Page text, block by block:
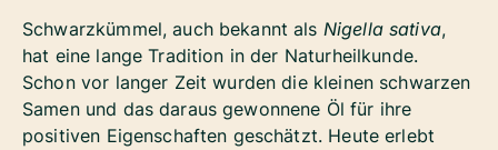
Schwarzkümmel, auch bekannt als Nigella sativa,
hat eine lange Tradition in der Naturheilkunde.
Schon vor langer Zeit wurden die kleinen schwarzen
Samen und das daraus gewonnene Öl für ihre
positiven Eigenschaften geschätzt. Heute erlebt